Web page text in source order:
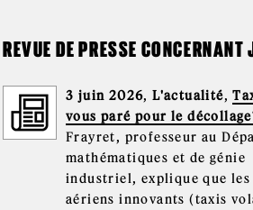
REVUE DE PRESSE
3 juin 2026,L'actualité,
vous paré pour le
Frayret, professeur au
mathématiques et de génie
industriel, explique que les
aériens innovants (taxis